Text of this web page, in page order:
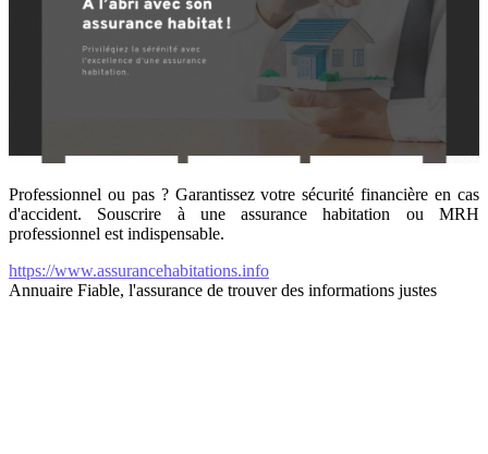
Professionnel ou pas ? Garantissez votre sécurité financière en cas
d'accident. Souscrire à une assurance habitation ou MRH
professionnel est indispensable.
https://www.assurancehabitations.info
Annuaire Fiable, l'assurance de trouver des informations justes